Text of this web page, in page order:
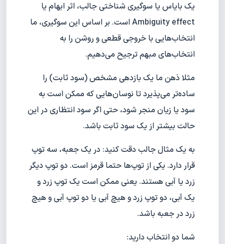
یک بایاس یا سوگیری شناختی جالب، اثر ابهام یا
Ambiguity effect است. بر اساس این سوگیری، ما
انتخاب‌هایی با خروجی قطعی و روشن را به
انتخاب‌های مبهم ترجیح می‌دهیم.
مثلا ذهن ما یک بازدهی مشخص (سود ثابت) را
ساده‌تر می‌پذیرد تا نوسان‌هایی که ممکن است به
سود یا زیان منجر شود، حتی اگر سود انتظاری در این
حالت بیشتر از یک سود ثابت باشد.
به یک مثال جالب دقت کنید: در یک جعبه، سه توپ
قرار دارد. یکی از توپ‌ها حتما قرمز است. دو توپ دیگر
زرد یا آبی هستند. یعنی ممکن است یک توپ زرد و
یک آبی، دو توپ زرد و هیچ آبی یا دو توپ آبی و هیچ
زرد در جعبه باشد.
شما دو انتخاب دارید: